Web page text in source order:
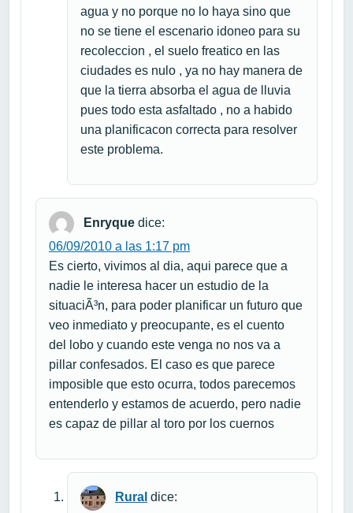
agua y no porque no lo haya sino que
no se tiene el escenario idoneo para su
recoleccion , el suelo freatico en las
ciudades es nulo , ya no hay manera de
que la tierra absorba el agua de lluvia
pues todo esta asfaltado , no a habido
una planificacon correcta para resolver
este problema.
Enryque dice:
06/09/2010 a las 1:17 pm
Es cierto, vivimos al dia, aqui parece que a
nadie le interesa hacer un estudio de la
situaciÃ³n, para poder planificar un futuro que
veo inmediato y preocupante, es el cuento
del lobo y cuando este venga no nos va a
pillar confesados. El caso es que parece
imposible que esto ocurra, todos parecemos
entenderlo y estamos de acuerdo, pero nadie
es capaz de pillar al toro por los cuernos
Rural dice: